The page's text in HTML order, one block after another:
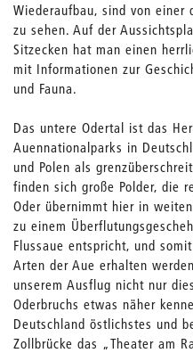
Wiederaufbau, sind von einer
zu sehen. Auf der
Sitzecken hat man einen
mit Informationen zur
und Fauna.
Das untere Odertal ist das
Auennationalparks in
und Polen als
finden sich große Polder, die
Oder übernimmt hier in
zu einem
Flussaue entspricht, und
Arten der Aue erhalten
unserem Ausflug nicht nur
Oderbruchs etwas näher
Deutschland östlichstes und
Zollbrücke das „Theater am